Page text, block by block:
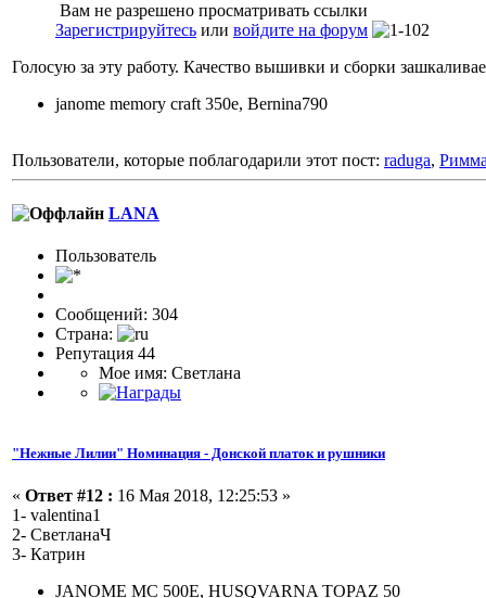
Вам не разрешено просматривать ссылки
Зарегистрируйтесь или войдите на форум
Голосую за эту работу. Качество вышивки и сборки
janome memory craft 350e, Bernina790
Пользователи, которые поблагодарили этот пост: raduga,
LANA
Пользовaтeль
Сообщений: 304
Страна:
Репутация 44
Мое имя: Светлана
"Нежные Лилии" Номинация - Донской платок и рушники
« Ответ #12 : 16 Мая 2018, 12:25:53 »
1- valentina1
2- СветланаЧ
3- Катрин
JANOME MC 500E, HUSQVARNA TOPAZ 50